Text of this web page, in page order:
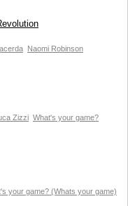
Naomi Robinson
Zizzi What's your game?
your game? (Whats your game)